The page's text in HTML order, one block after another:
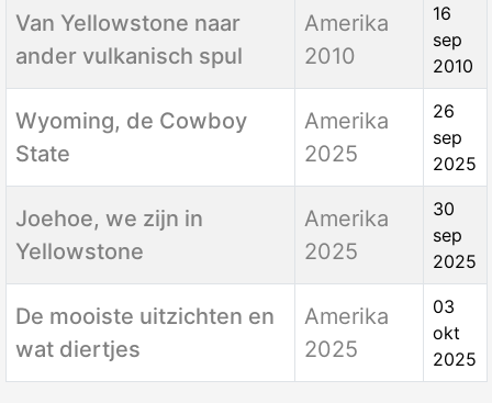
Van Yellowstone naar
ander vulkanisch spul
Amerika
2010
16
sep
2010
Wyoming, de Cowboy
State
Amerika
2025
26
sep
2025
Joehoe, we zijn in
Yellowstone
Amerika
2025
30
sep
2025
De mooiste uitzichten en
wat diertjes
Amerika
2025
03
okt
2025